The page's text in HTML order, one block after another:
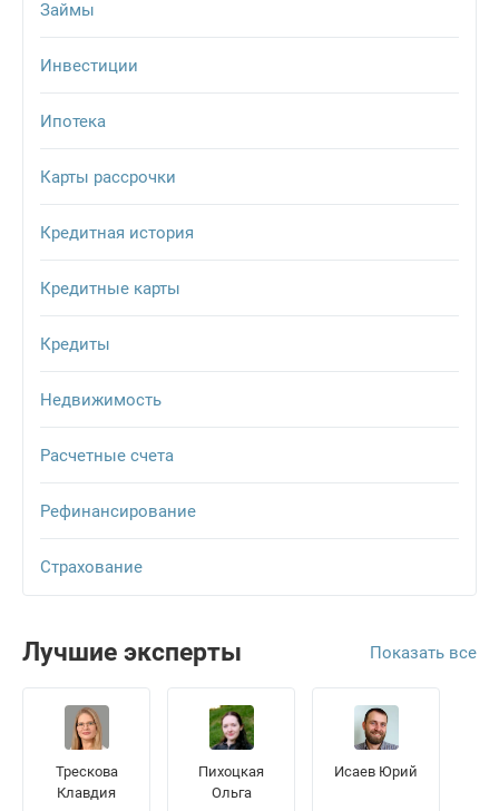
Займы
Инвестиции
Ипотека
Карты рассрочки
Кредитная история
Кредитные карты
Кредиты
Недвижимость
Расчетные счета
Рефинансирование
Страхование
Лучшие эксперты Показать все
Трескова
Клавдия
Пихоцкая
Ольга
Исаев Юрий